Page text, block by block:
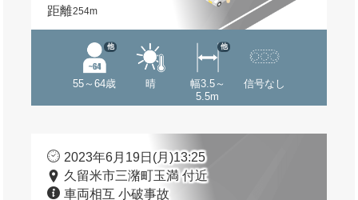
距離254m
55～64歳
他
晴
幅3.5～
5.5m
他
信号なし
2023年6月19日(月)13:25
久留米市三潴町玉満 付近
車両相互 小破事故